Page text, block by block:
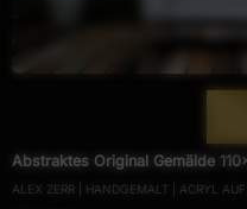
Abstraktes Original Gemälde
handgemalt Mischtechnik
ALEX ZERR | HANDGEMALT | ACRYL